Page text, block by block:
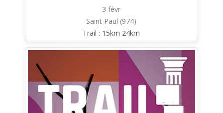
3 févr
Saint Paul (974)
Trail : 15km 24km